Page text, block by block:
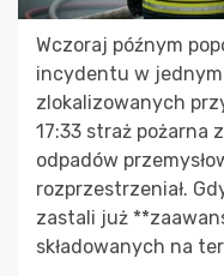
Wczoraj późnym
incydentu w
zlokalizowanych
17:33 straż pożarna
odpadów
rozprzestrzeniał.
zastali już
składowanych na